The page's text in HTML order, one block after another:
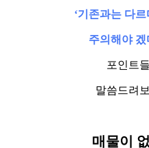
‘기존과는 다
주의해야
포인트
말씀드려
매물이